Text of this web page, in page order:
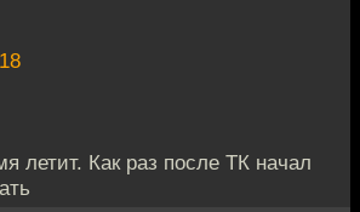
летит. Как раз после ТК начал